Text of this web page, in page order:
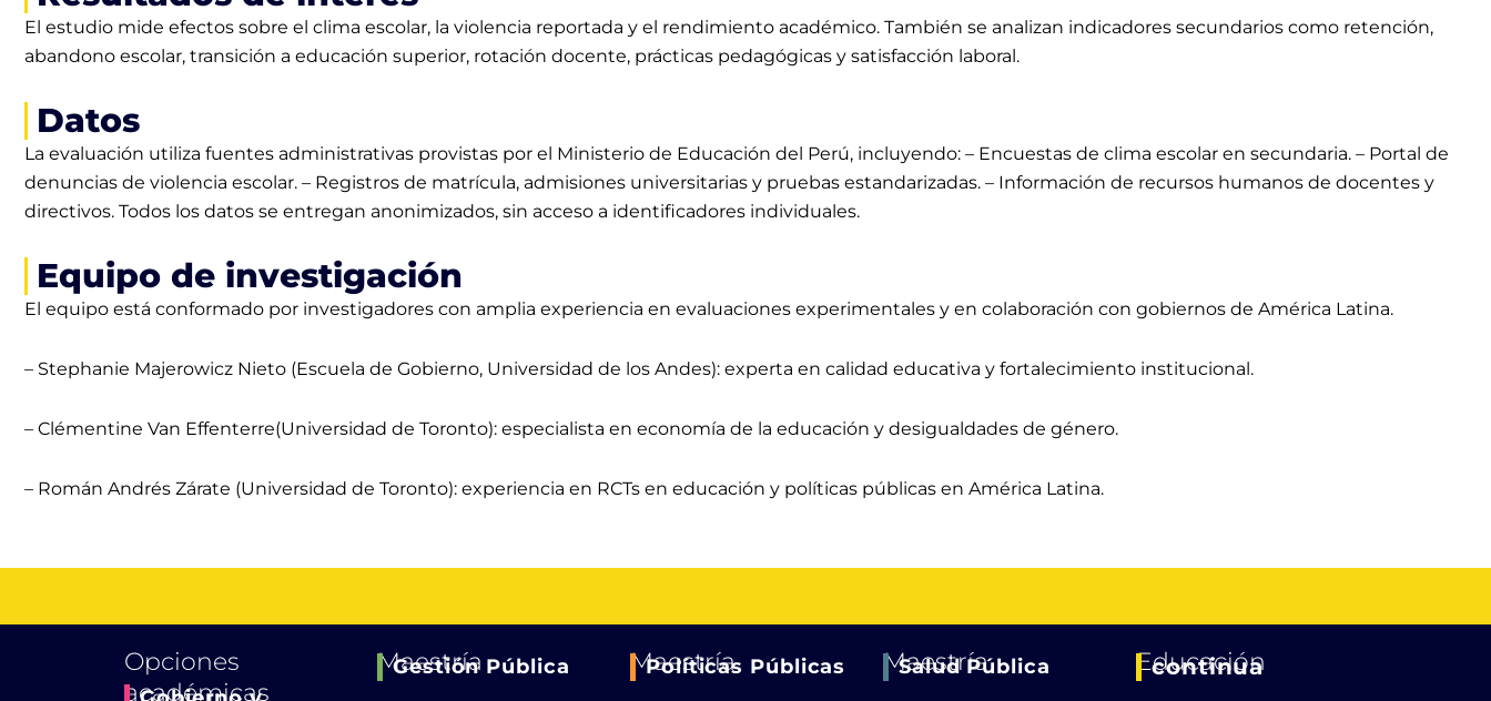
El estudio mide efectos sobre el clima escolar, la violencia reportada y el rendimiento académico. También se analizan indicadores secundarios como retención,
abandono escolar, transición a educación superior, rotación docente, prácticas pedagógicas y satisfacción laboral.
Datos
La evaluación utiliza fuentes administrativas provistas por el Ministerio de Educación del Perú, incluyendo: – Encuestas de clima escolar en secundaria. – Portal de
denuncias de violencia escolar. – Registros de matrícula, admisiones universitarias y pruebas estandarizadas. – Información de recursos humanos de docentes y
directivos. Todos los datos se entregan anonimizados, sin acceso a identificadores individuales.
Equipo de investigación
El equipo está conformado por investigadores con amplia experiencia en evaluaciones experimentales y en colaboración con gobiernos de América Latina.
– Stephanie Majerowicz Nieto (Escuela de Gobierno, Universidad de los Andes): experta en calidad educativa y fortalecimiento institucional.
– Clémentine Van Effenterre(Universidad de Toronto): especialista en economía de la educación y desigualdades de género.
– Román Andrés Zárate (Universidad de Toronto): experiencia en RCTs en educación y políticas públicas en América Latina.
Opciones
académicas
Maestría
Gestión Pública Maestría
Políticas Públicas Maestría
Salud Pública Educación
continua